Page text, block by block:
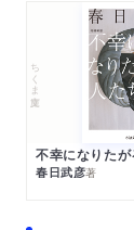
ちくま文庫
春日武彦著